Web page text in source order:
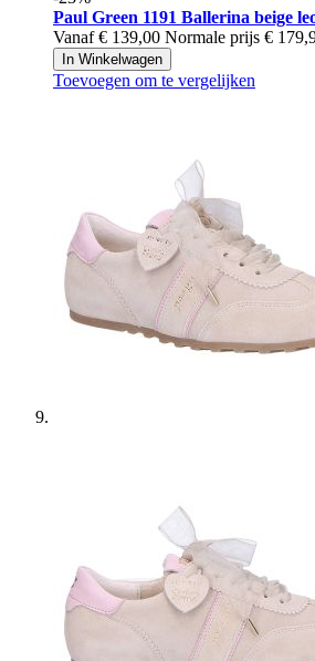
Paul Green 1191 Ballerina beige
Vanaf € 139,00 Normale prijs €
In Winkelwagen
Toevoegen om te vergelijken